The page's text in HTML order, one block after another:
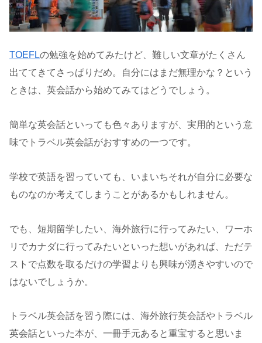
TOEFLの勉強を始めてみたけど、難しい文章がたくさん
出ててきてさっぱりだめ。自分にはまだ無理かな？という
ときは、英会話から始めてみてはどうでしょう。
簡単な英会話といっても色々ありますが、実用的という意
味でトラベル英会話がおすすめの一つです。
学校で英語を習っていても、いまいちそれが自分に必要な
ものなのか考えてしまうことがあるかもしれません。
でも、短期留学したい、海外旅行に行ってみたい、ワーホ
リでカナダに行ってみたいといった想いがあれば、ただテ
ストで点数を取るだけの学習よりも興味が湧きやすいので
はないでしょうか。
トラベル英会話を習う際には、海外旅行英会話やトラベル
英会話といった本が、一冊手元あると重宝すると思いま